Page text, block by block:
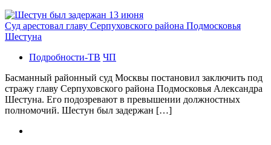
Суд арестовал главу Серпуховского района Подмосковья
Шестуна
Подробности-ТВ ЧП
Басманный районный суд Москвы постановил заключить под
стражу главу Серпуховского района Подмосковья Александра
Шестуна. Его подозревают в превышении должностных
полномочий. Шестун был задержан […]